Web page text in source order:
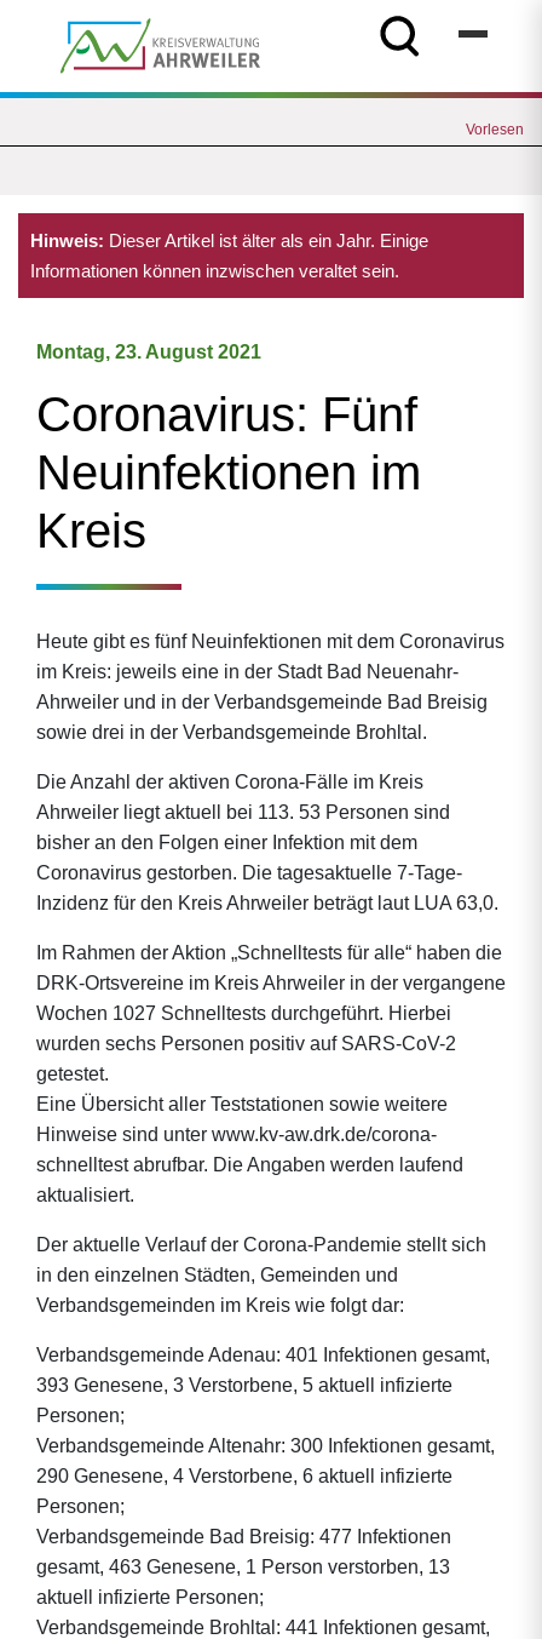
Vorlesen
Hinweis: Dieser Artikel ist älter als ein Jahr. Einige
Informationen können inzwischen veraltet sein.
Montag, 23. August 2021
Coronavirus: Fünf
Neuinfektionen im
Kreis
Heute gibt es fünf Neuinfektionen mit dem Coronavirus
im Kreis: jeweils eine in der Stadt Bad Neuenahr-
Ahrweiler und in der Verbandsgemeinde Bad Breisig
sowie drei in der Verbandsgemeinde Brohltal.
Die Anzahl der aktiven Corona-Fälle im Kreis
Ahrweiler liegt aktuell bei 113. 53 Personen sind
bisher an den Folgen einer Infektion mit dem
Coronavirus gestorben. Die tagesaktuelle 7-Tage-
Inzidenz für den Kreis Ahrweiler beträgt laut LUA 63,0.
Im Rahmen der Aktion „Schnelltests für alle“ haben die
DRK-Ortsvereine im Kreis Ahrweiler in der vergangene
Wochen 1027 Schnelltests durchgeführt. Hierbei
wurden sechs Personen positiv auf SARS-CoV-2
getestet.
Eine Übersicht aller Teststationen sowie weitere
Hinweise sind unter www.kv-aw.drk.de/corona-
schnelltest abrufbar. Die Angaben werden laufend
aktualisiert.
Der aktuelle Verlauf der Corona-Pandemie stellt sich
in den einzelnen Städten, Gemeinden und
Verbandsgemeinden im Kreis wie folgt dar:
Verbandsgemeinde Adenau: 401 Infektionen gesamt,
393 Genesene, 3 Verstorbene, 5 aktuell infizierte
Personen;
Verbandsgemeinde Altenahr: 300 Infektionen gesamt,
290 Genesene, 4 Verstorbene, 6 aktuell infizierte
Personen;
Verbandsgemeinde Bad Breisig: 477 Infektionen
gesamt, 463 Genesene, 1 Person verstorben, 13
aktuell infizierte Personen;
Verbandsgemeinde Brohltal: 441 Infektionen gesamt,